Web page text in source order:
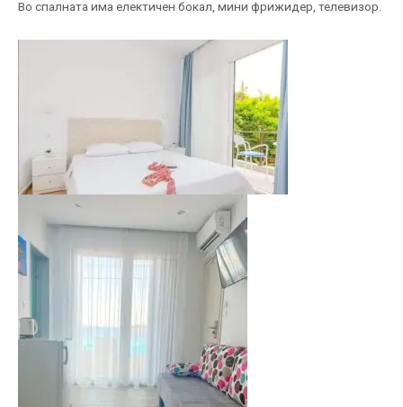
Во спалната има електичен бокал, мини фрижидер, телевизор.